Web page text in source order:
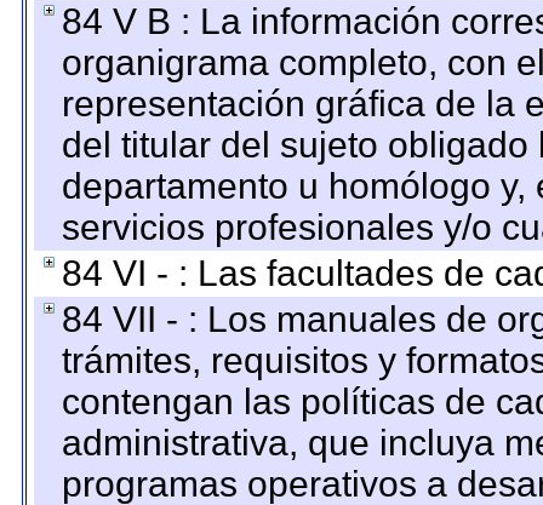
84 V B : La información
organigrama completo, con
representación gráfica de la
del titular del sujeto
departamento u homólogo
servicios profesionales y/o
84 VI - : Las facultades de
84 VII - : Los manuales de
trámites, requisitos y
contengan las políticas de
administrativa, que incluya
programas operativos a